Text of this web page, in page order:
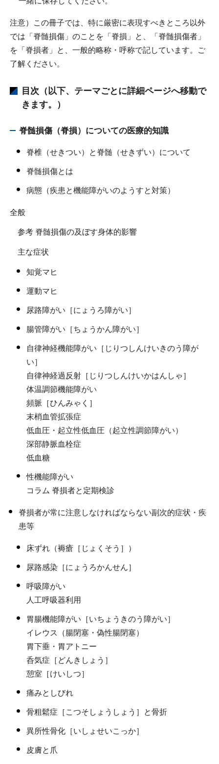
注意）この冊子では、特に厳密に表現すべきところ以外
では「脊髄損傷」のことを「脊損」と、「脊髄損傷者」
を「脊損者」と、一般的略称・呼称で記しています。ご
了解ください。
目次（以下、テーマごとに詳細ページへ移動で
きます。）
脊髄損傷（脊損）についての医療的知識
脊椎（せきつい）と脊髄（せきずい）について
脊髄損傷とは
病態（疾患と機能障がいのようすと対策）
全般
参考 脊髄損傷の及ぼす身体的影響
主な症状
知覚マヒ
運動マヒ
尿路障がい［にょうろ障がい］
腸管障がい［ちょうかん障がい］
自律神経機能障がい［じりつしんけいきのう障が
い］
自律神経過反射［じりつしんけいかはんしゃ］
体温調節機能障がい
頻脈［ひんみゃく］
末梢血管拡張症
低血圧・起立性低血圧（起立性調節障がい）
深部静脈血栓症
低血糖
性機能障がい
コラム 脊損者と定期検診
脊損者が常に注意しなければならない副次的症状・疾
患等
床ずれ（褥瘡［じょくそう］）
尿路感染［にょうろかんせん］
呼吸障がい
人工呼吸器利用
胃腸機能障がい［いちょうきのう障がい］
イレウス（腸閉塞・偽性腸閉塞）
胃下垂・胃アトニー
呑気症［どんきしょう］
憩室［けいしつ］
痛みとしびれ
骨粗鬆症［こつそしょうしょう］と骨折
異所性骨化［いしょせいこっか］
皮膚と爪